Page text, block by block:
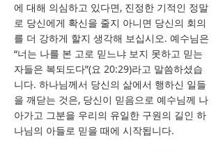
에 대해 의심하고 있다면, 진정한 기적인 정말
로 당신에게 확신을 줄지 아니면 당신의 회의
를 더 강하게 할지 생각해 보십시오. 예수님은
“너는 나를 본 고로 믿느냐 보지 못하고 믿는
자들은 복되도다”(요 20:29)라고 말씀하셨습
니다. 하나님께서 당신의 삶에서 행하신 일들
을 깨닫는 것은, 당신이 믿음으로 예수님께 나
아가고 그분을 우리의 유일한 구원의 길인 하
나님의 아들로 믿을 때에 시작됩니다.